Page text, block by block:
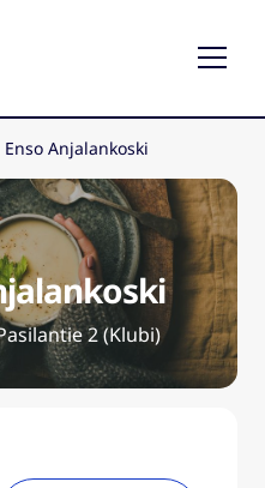
Enso Anjalankoski
2 (Klubi)